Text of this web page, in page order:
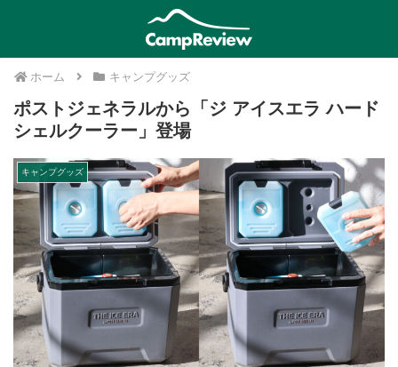
ホーム キャンプグッズ
ポストジェネラルから「ジ アイスエラ ハード
シェルクーラー」登場
キャンプグッズ